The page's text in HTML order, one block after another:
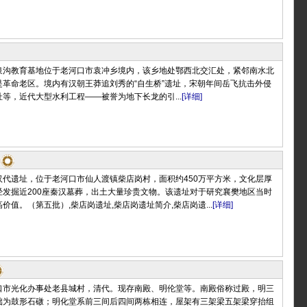
教育基地位于老河口市袁冲乡境内，该乡地处鄂西北交汇处，紧邻南水北
命老区。境内有汉朝王莽追刘秀的“自生桥”遗址，宋朝年间岳飞抗击外侵
等，近代大型水利工程——被誉为地下长龙的引...[详细]
遗址，位于老河口市仙人渡镇柴店岗村，面积约450万平方米，文化层厚
掘近200座秦汉墓葬，出土大量珍贵文物。该遗址对于研究襄樊地区当时
值。（第五批）,柴店岗遗址,柴店岗遗址简介,柴店岗遗...[详细]
光化办事处老县城村，清代。现存南殿、明伦堂等。南殿俗称过殿，明三
鼓形石礅；明化堂系前三间后四间两栋相连，屋架有三架梁五架梁穿抬组